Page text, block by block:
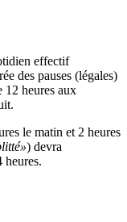
effectif
des pauses (légales)
12 heures aux
le matin et 2 heures
) devra
heures.